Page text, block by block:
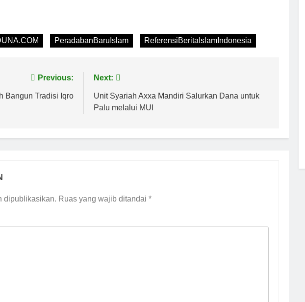
PeradabanBaruIslam ReferensiBeritaIslamIndonesia
Previous:
Bangun Tradisi Iqro
Next:
Unit Syariah Axxa Mandiri Salurkan Dana untuk
Palu melalui MUI
dipublikasikan. Ruas yang wajib ditandai *